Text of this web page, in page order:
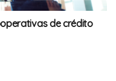
de crédito